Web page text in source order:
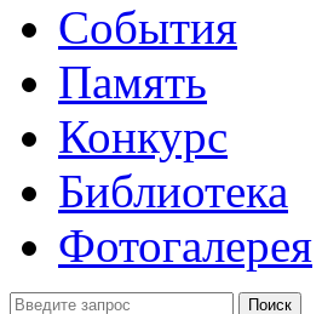
События
Память
Конкурс
Библиотека
Фотогалерея